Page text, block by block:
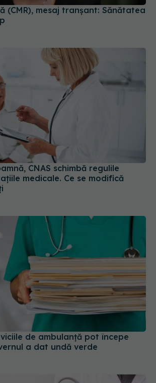
(CMR), mesaj tranșant: Sănătatea
CNAS schimbă regulile
medicale. Ce se modifică
de ambulanță pot începe
a dat undă verde